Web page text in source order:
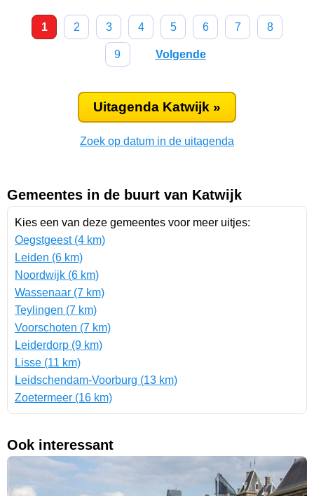
1 2 3 4 5 6 7 8
9 Volgende
Uitagenda Katwijk »
Zoek op datum in de uitagenda
Gemeentes in de buurt van Katwijk
Kies een van deze gemeentes voor meer uitjes:
Oegstgeest (4 km)
Leiden (6 km)
Noordwijk (6 km)
Wassenaar (7 km)
Teylingen (7 km)
Voorschoten (7 km)
Leiderdorp (9 km)
Lisse (11 km)
Leidschendam-Voorburg (13 km)
Zoetermeer (16 km)
Ook interessant